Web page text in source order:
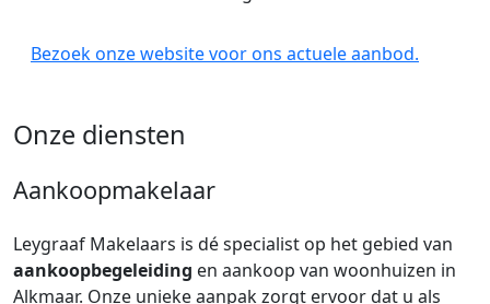
Bezoek onze website voor ons actuele aanbod.
Onze diensten
Aankoopmakelaar
Leygraaf Makelaars is dé specialist op het gebied van
aankoopbegeleiding en aankoop van woonhuizen in
Alkmaar. Onze unieke aanpak zorgt ervoor dat u als